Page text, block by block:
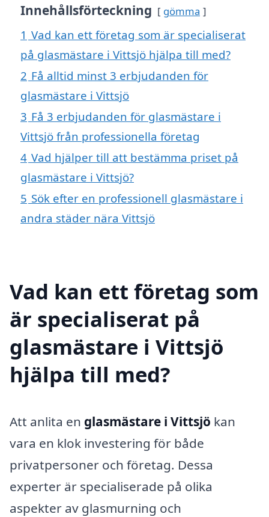
Innehållsförteckning gömma
1 Vad kan ett företag som är specialiserat
på glasmästare i Vittsjö hjälpa till med?
2 Få alltid minst 3 erbjudanden för
glasmästare i Vittsjö
3 Få 3 erbjudanden för glasmästare i
Vittsjö från professionella företag
4 Vad hjälper till att bestämma priset på
glasmästare i Vittsjö?
5 Sök efter en professionell glasmästare i
andra städer nära Vittsjö
Vad kan ett företag som
är specialiserat på
glasmästare i Vittsjö
hjälpa till med?
Att anlita en glasmästare i Vittsjö kan
vara en klok investering för både
privatpersoner och företag. Dessa
experter är specialiserade på olika
aspekter av glasmurning och